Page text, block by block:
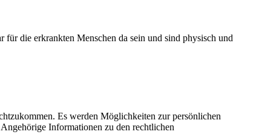
die erkrankten Menschen da sein und sind physisch und
Es werden Möglichkeiten zur persönlichen
Informationen zu den rechtlichen